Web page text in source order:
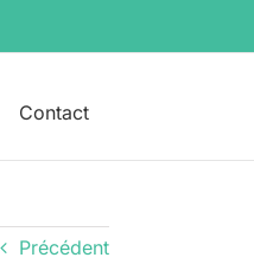
Contact
Précédent